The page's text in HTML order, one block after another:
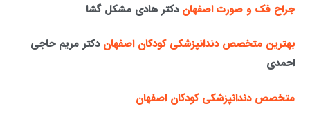
جراح فک و صورت اصفهان دکتر هادی مشکل گشا
بهترین متخصص دندانپزشکی کودکان اصفهان دکتر مریم حاجی
احمدی
متخصص دندانپزشکی کودکان اصفهان